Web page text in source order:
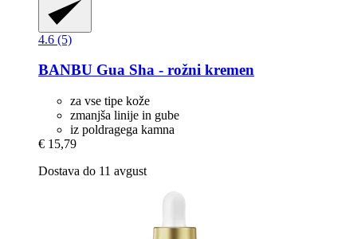
4.6 (5)
BANBU Gua Sha -​ rožni kremen
za vse tipe kože
zmanjša linije in gube
iz poldragega kamna
€ 15,79
Dostava do 11 avgust